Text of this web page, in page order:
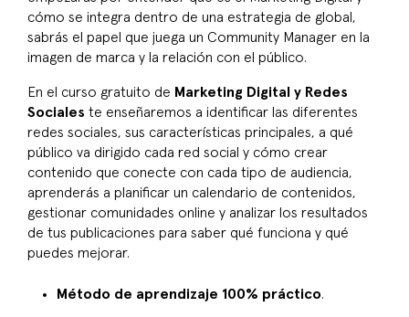
cómo se integra dentro de una estrategia de global,
sabrás el papel que juega un Community Manager en la
imagen de marca y la relación con el público.
En el curso gratuito de Marketing Digital y Redes
Sociales te enseñaremos a identificar las diferentes
redes sociales, sus características principales, a qué
público va dirigido cada red social y cómo crear
contenido que conecte con cada tipo de audiencia,
aprenderás a planificar un calendario de contenidos,
gestionar comunidades online y analizar los resultados
de tus publicaciones para saber qué funciona y qué
puedes mejorar.
Método de aprendizaje 100% práctico.